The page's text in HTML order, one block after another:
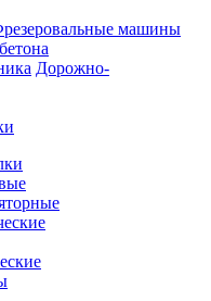
машины
Дорожно-